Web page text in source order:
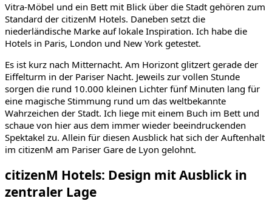
Vitra-Möbel und ein Bett mit Blick über die Stadt gehören zum
Standard der citizenM Hotels. Daneben setzt die
niederländische Marke auf lokale Inspiration. Ich habe die
Hotels in Paris, London und New York getestet.
Es ist kurz nach Mitternacht. Am Horizont glitzert gerade der
Eiffelturm in der Pariser Nacht. Jeweils zur vollen Stunde
sorgen die rund 10.000 kleinen Lichter fünf Minuten lang für
eine magische Stimmung rund um das weltbekannte
Wahrzeichen der Stadt. Ich liege mit einem Buch im Bett und
schaue von hier aus dem immer wieder beeindruckenden
Spektakel zu. Allein für diesen Ausblick hat sich der Auftenhalt
im citizenM am Pariser Gare de Lyon gelohnt.
citizenM Hotels: Design mit Ausblick in
zentraler Lage